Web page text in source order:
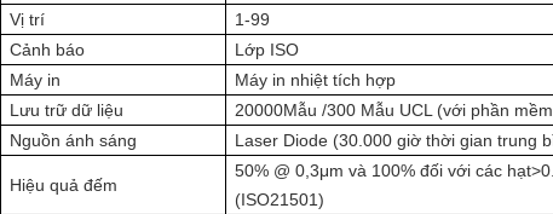
Vị trí
1-99
Cảnh báo
Lớp ISO
Máy in
Máy in nhiệt tích hợp
Lưu trữ dữ liệu
20000Mẫu /300 Mẫu UCL (với phần
Nguồn ánh sáng
Laser Diode (30.000 giờ thời gian trung
Hiệu quả đếm
50% @ 0,3μm và 100% đối với các hạt>
(ISO21501)